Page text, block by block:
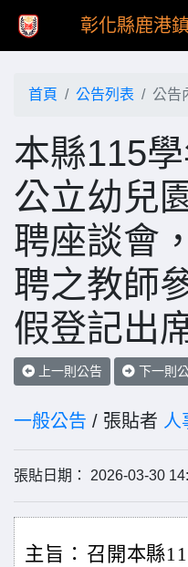
彰化縣鹿港
首頁 公告列表 公告
本縣115
公立幼兒
聘座談會
聘之教師
假登記出
上一則公告 下一則
一般公告 / 張貼者 人
張貼日期： 2026-03-30
主旨： 召開本縣